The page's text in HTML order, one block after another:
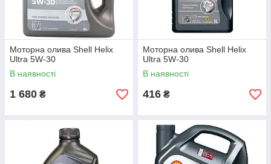
Моторна олива Shell Helix
Ultra 5W-30
В наявності
1 680 ₴
Моторна олива Shell Helix
Ultra 5W-30
В наявності
416 ₴